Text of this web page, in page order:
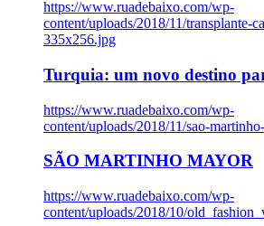
https://www.ruadebaixo.com/wp-
content/uploads/2018/11/transplante-
335x256.jpg
Turquia: um novo destino
https://www.ruadebaixo.com/wp-
content/uploads/2018/11/sao-
SÃO MARTINHO MAYOR
https://www.ruadebaixo.com/wp-
content/uploads/2018/10/